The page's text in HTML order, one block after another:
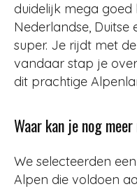
duidelijk mega
Nederlandse, Duitse
super. Je rijdt met
vandaar stap je
dit prachtige
Waar kan je nog
We selecteerden
Alpen die voldoen